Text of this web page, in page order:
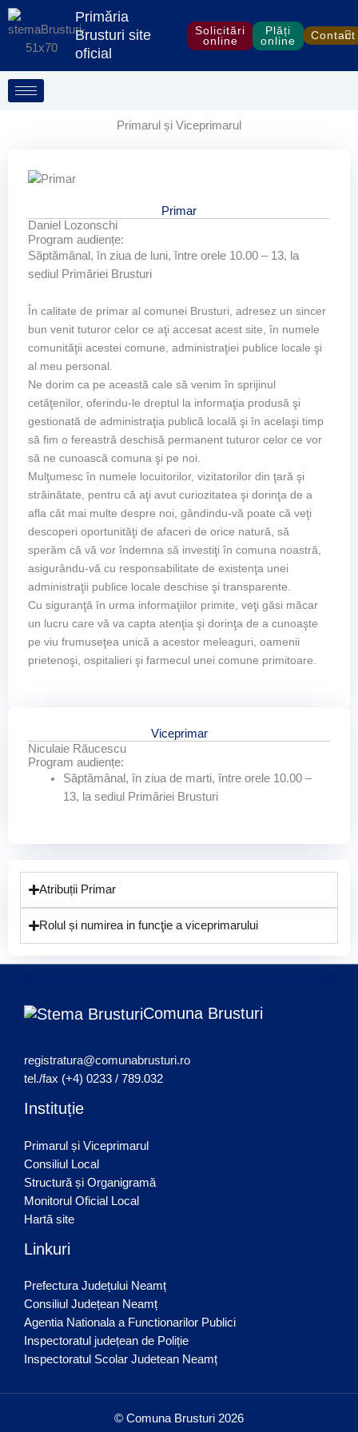
Treci
conținut
Primăria
Brusturi site
oficial
Solicitări
online
Plăți
online
Contact
Primarul și Viceprimarul
Primar
Daniel Lozonschi
Program audiențe:
Săptămânal, în ziua de luni, între orele 10.00 – 13, la
sediul Primăriei Brusturi
În calitate de primar al comunei Brusturi, adresez un sincer
bun venit tuturor celor ce aţi accesat acest site, în numele
comunităţii acestei comune, administraţiei publice locale şi
al meu personal.
Ne dorim ca pe această cale să venim în sprijinul
cetăţenilor, oferindu-le dreptul la informaţia produsă şi
gestionată de administraţia publică locală şi în acelaşi timp
să fim o fereastră deschisă permanent tuturor celor ce vor
să ne cunoască comuna şi pe noi.
Mulţumesc în numele locuitorilor, vizitatorilor din ţară şi
străinătate, pentru că aţi avut curiozitatea şi dorinţa de a
afla cât mai multe despre noi, gândindu-vă poate că veţi
descoperi oportunităţi de afaceri de orice natură, să
sperăm că vă vor îndemna să investiţi în comuna noastră,
asigurându-vă cu responsabilitate de existenţa unei
administraţii publice locale deschise şi transparente.
Cu siguranţă în urma informaţiilor primite, veţi găsi măcar
un lucru care vă va capta atenţia şi dorinţa de a cunoaşte
pe viu frumuseţea unică a acestor meleaguri, oamenii
prietenoşi, ospitalieri şi farmecul unei comune primitoare.
Viceprimar
Niculaie Răucescu
Program audiențe:
Săptămânal, în ziua de marti, între orele 10.00 –
13, la sediul Primăriei Brusturi
Atribuții Primar
Rolul și numirea in funcţie a viceprimarului
Comuna Brusturi
registratura@comunabrusturi.ro
tel./fax (+4) 0233 / 789.032
Instituție
Primarul și Viceprimarul
Consiliul Local
Structură și Organigramă
Monitorul Oficial Local
Hartă site
Linkuri
Prefectura Județului Neamț
Consiliul Județean Neamț
Agentia Nationala a Functionarilor Publici
Inspectoratul județean de Poliție
Inspectoratul Scolar Judetean Neamț
© Comuna Brusturi 2026